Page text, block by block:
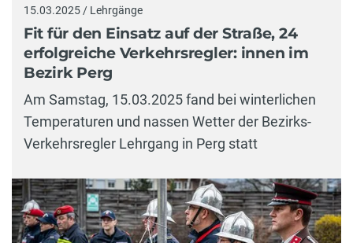
15.03.2025 / Lehrgänge
Fit für den Einsatz auf der Straße, 24
erfolgreiche Verkehrsregler: innen im
Bezirk Perg
Am Samstag, 15.03.2025 fand bei winterlichen
Temperaturen und nassen Wetter der Bezirks-
Verkehrsregler Lehrgang in Perg statt